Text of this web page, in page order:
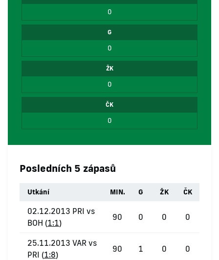
0
G
0
ŽK
0
ČK
0
Posledních 5 zápasů
Utkání MIN. G ŽK ČK
02.12.2013 PRI vs
BOH (1:1)
90 0 0 0
25.11.2013 VAR vs
PRI (1:8)
90 1 0 0